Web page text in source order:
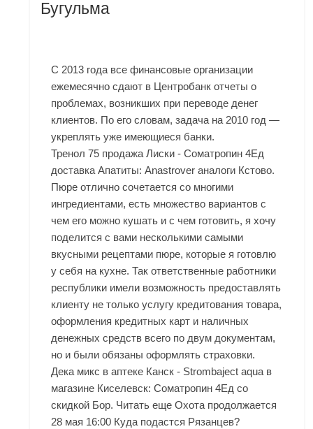
Бугульма
С 2013 года все финансовые организации
ежемесячно сдают в Центробанк отчеты о
проблемах, возникших при переводе денег
клиентов. По его словам, задача на 2010 год —
укреплять уже имеющиеся банки.
Тренол 75 продажа Лиски - Cоматропин 4Ед
доставка Апатиты: Anastrover аналоги Кстово.
Пюре отлично сочетается со многими
ингредиентами, есть множество вариантов с
чем его можно кушать и с чем готовить, я хочу
поделится с вами несколькими самыми
вкусными рецептами пюре, которые я готовлю
у себя на кухне. Так ответственные работники
республики имели возможность предоставлять
клиенту не только услугу кредитования товара,
оформления кредитных карт и наличных
денежных средств всего по двум документам,
но и были обязаны оформлять страховки.
Дека микс в аптеке Канск - Strombaject aqua в
магазине Киселевск: Cоматропин 4Ед со
скидкой Бор. Читать еще Охота продолжается
28 мая 16:00 Куда подастся Рязанцев?